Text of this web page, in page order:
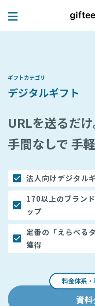
ギフトカテゴリ
デジタルギフト
URLを送るだ
手間なしで 手
法人向けデジタル
170以上のブラン
ップ
定番の「えらべる
獲得
料金体系
資